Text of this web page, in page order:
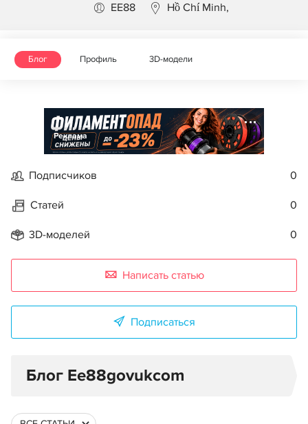
EE88 Hồ Chí Minh,
Блог Профиль 3D-модели
Реклама
Подписчиков 0
Статей 0
3D-моделей 0
Написать статью
Подписаться
Блог Ee88govukcom